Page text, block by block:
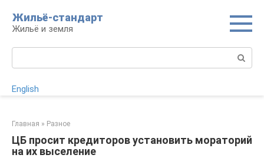
контенту
Жильё-стандарт
Жильё и земля
English
Главная » Разное
ЦБ просит кредиторов установить мораторий
на их выселение